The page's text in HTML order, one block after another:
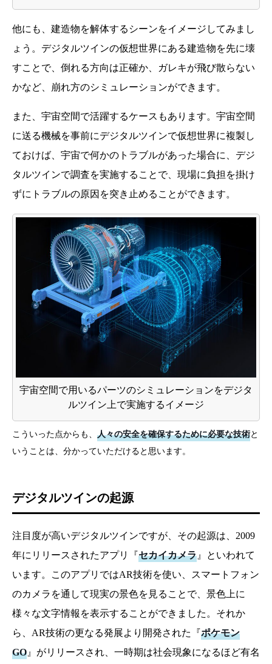
他にも、建造物を解体するシーンをイメージしてみまし
ょう。デジタルツインの仮想世界にある建造物を先に壊
すことで、倒れる方向は正確か、ガレキが飛び散らない
かなど、崩れ方のシミュレーションができます。
また、宇宙空間で活躍するケースもあります。宇宙空間
に送る機械を事前にデジタルツインで仮想世界に複製し
ておけば、宇宙で何かのトラブルがあった場合に、デジ
タルツインで調査を実施することで、現場に負担を掛け
ずにトラブルの原因を突き止めることができます。
宇宙空間で用いるパーツのシミュレーションをデジタ
ルツイン上で実施するイメージ
こういった点からも、 人々の安全を確保するために必要な技術と
いうことは、分かっていただけると思います。
デジタルツインの起源
注目度が高いデジタルツインですが、その起源は、2009
年にリリースされたアプリ『セカイカメラ 』といわれて
います。このアプリではAR技術を使い、スマートフォン
のカメラを通して現実の景色を見ることで、景色上に
様々な文字情報を表示することができました。それか
ら、AR技術の更なる発展より開発された『ポケモン
GO 』がリリースされ、一時期は社会現象になるほど有名